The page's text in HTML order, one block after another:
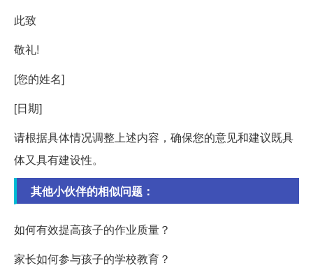
此致
敬礼!
[您的姓名]
[日期]
请根据具体情况调整上述内容，确保您的意见和建议既具
体又具有建设性。
其他小伙伴的相似问题：
如何有效提高孩子的作业质量？
家长如何参与孩子的学校教育？